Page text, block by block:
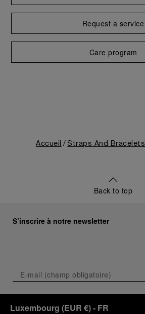
Request a service
Care program
Accueil Straps And Bracelets
Back to top
S’inscrire à notre newsletter
Luxembourg (EUR €)- FR